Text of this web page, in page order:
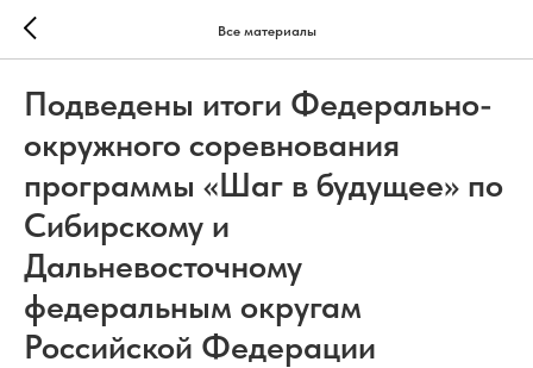
Все материалы
Подведены итоги Федерально-
окружного соревнования
программы «Шаг в будущее» по
Сибирскому и
Дальневосточному
федеральным округам
Российской Федерации